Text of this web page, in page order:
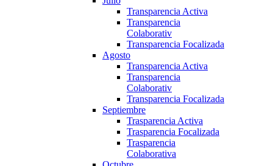
Transparencia Activa
Transparencia
Colaborativ
Transparencia Focalizada
Agosto
Transparencia Activa
Transparencia
Colaborativ
Transparencia Focalizada
Septiembre
Trasparencia Activa
Trasparencia Focalizada
Trasparencia
Colaborativa